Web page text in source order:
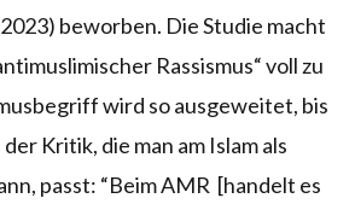
beworben. Die Studie macht
Rassismus“ voll zu
wird so ausgeweitet, bis
Kritik, die man am Islam als
passt: “Beim AMR [handelt es